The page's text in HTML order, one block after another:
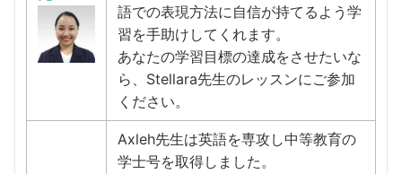
語での表現方法に自信が持てるよう学
習を手助けしてくれます。
あなたの学習目標の達成をさせたいな
ら、Stellara先生のレッスンにご参加
ください。
Axleh先生は英語を専攻し中等教育の
学士号を取得しました。